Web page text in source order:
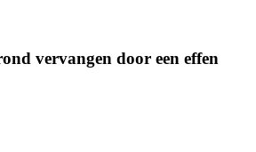
vervangen door een effen